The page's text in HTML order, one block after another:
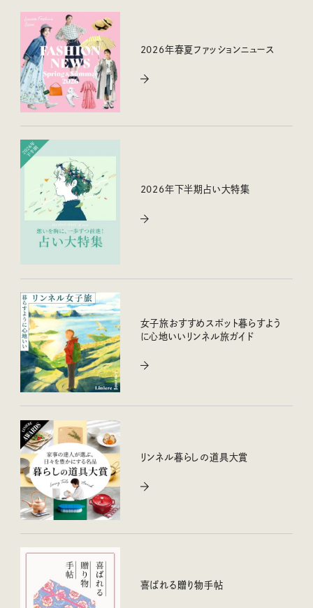
2026年春夏ファッションニュース
2026年下半期占い大特集
女子旅おすすめスポット暮らすよう
に心地いいリンネル旅ガイド
リンネル暮らしの道具大賞
喜ばれる贈り物手帖